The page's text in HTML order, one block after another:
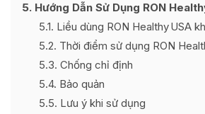
5 Hướng Dẫn Sử Dụng RON
5.1 Liều dùng RON Healthy USA
5.2 Thời điểm sử dụng RON
5.3 Chống chỉ định
5.4 Bảo quản
5.5 Lưu ý khi sử dụng